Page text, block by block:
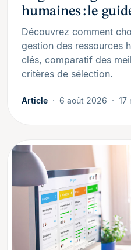
humaines : le
Découvrez comment
gestion des ressources
clés, comparatif des
critères de sélection.
Article 6 août 2026 17